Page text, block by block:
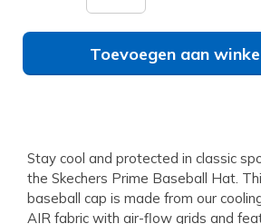
Toevoegen aan
Stay cool and protected in classic
the Skechers Prime Baseball Hat.
baseball cap is made from our
AIR fabric with air-flow grids and